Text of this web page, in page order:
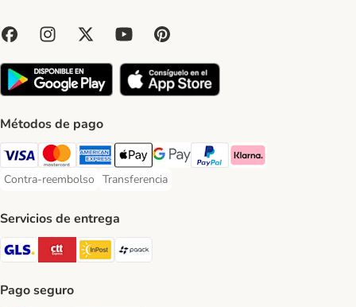
Métodos de pago
Visa Payment Method
Mastercard Payment Method
American Express Payment Method
Apple Pay Payment Method
Google Pay Payment Method
PayPal Payment Method
Klarna Payment Method
Contra-reembolso
Contra-reembolso Payment Method
Transferencia
Transferencia Payment Method
Servicios de entrega
GLS Shipping Method
CTTExpress Shipping Method
InPost Shipping Method
Pago seguro